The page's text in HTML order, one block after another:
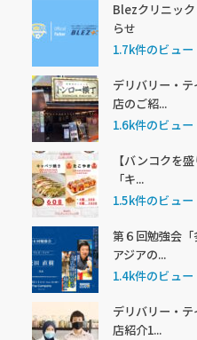
Blezクリニッ
らせ
1.7k件のビュー
デリバリー・
店のご紹...
1.6k件のビュー
【バンコクを
「キ...
1.5k件のビュー
第６回勉強会「
アジアの...
1.4k件のビュー
デリバリー・
店紹介1...